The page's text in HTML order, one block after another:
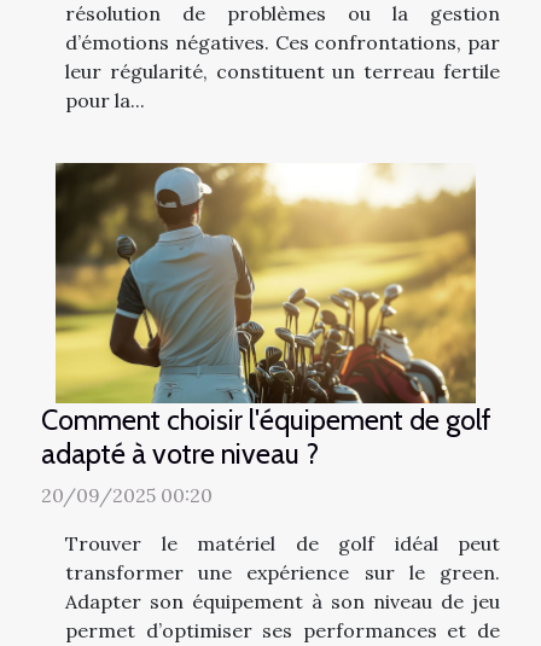
résolution de problèmes ou la gestion
d’émotions négatives. Ces confrontations, par
leur régularité, constituent un terreau fertile
pour la...
Comment choisir l'équipement de golf
adapté à votre niveau ?
20/09/2025 00:20
Trouver le matériel de golf idéal peut
transformer une expérience sur le green.
Adapter son équipement à son niveau de jeu
permet d’optimiser ses performances et de